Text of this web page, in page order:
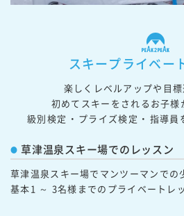
スキープライベー
楽しくレベルアップや目標
初めてスキーをされるお子様
級別検定 ・ プライズ検定 ・ 指導員
草津温泉スキー場でのレッスン
草津温泉スキー場でマンツーマンでの
基本1 ～ 3名様までのプライベートレ